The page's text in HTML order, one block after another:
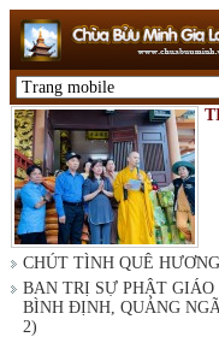
CHÚT TÌNH QUÊ
BAN TRỊ SỰ PHẬT
BÌNH ĐỊNH, QUẢNG
2)